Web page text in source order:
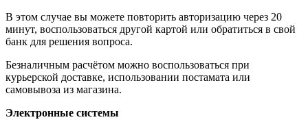
В этом случае вы можете повторить авторизацию через 20
минут, воспользоваться другой картой или обратиться в свой
банк для решения вопроса.
Безналичным расчётом можно воспользоваться при
курьерской доставке, использовании постамата или
самовывоза из магазина.
Электронные системы